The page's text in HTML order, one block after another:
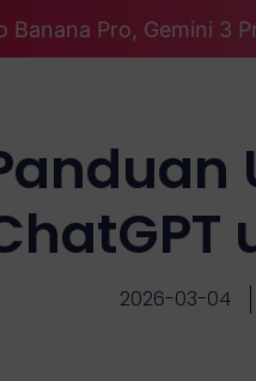
Banana Pro, Gemini 3
2026-03-04